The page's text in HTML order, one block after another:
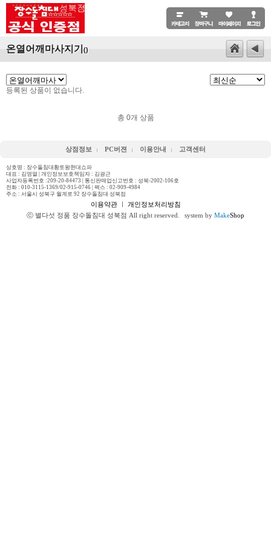
온열어깨마사지기 ()
등록된 상품이 없습니다.
총 0개 상품
상점정보 PC버젼 이용안내 고객센터
상호명 : 장수돌침대황토왕현대쇼파
대표 : 김영열 | 개인정보보호책임자 : 김광근
사업자등록번호 :209-20-84473 | 통신판매업신고번호 : 성북-2002-106호
전화 : 010-3115-1369/02-915-0746 | 팩스 : 02-909-4984
주소 : 서울시 성북구 월계로 92 장수돌침대 성북점
이용약관ㅣ 개인정보처리방침
ⓒ 별다섯 정품 장수돌침대 성북점 All right reserved.
system by MakeShop